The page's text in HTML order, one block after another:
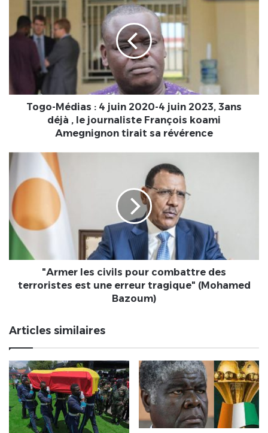
2023,
journaliste
François
koami
Amegnignon
tirait
sa
révérence
Togo-Médias : 4 juin 2020-4 juin 2023, 3ans
déjà , le journaliste François koami
Amegnignon tirait sa révérence
"Armer
les
civils
pour
des
terroristes
une
tragique"
"Armer les civils pour combattre des
terroristes est une erreur tragique" (Mohamed
Bazoum)
Articles similaires